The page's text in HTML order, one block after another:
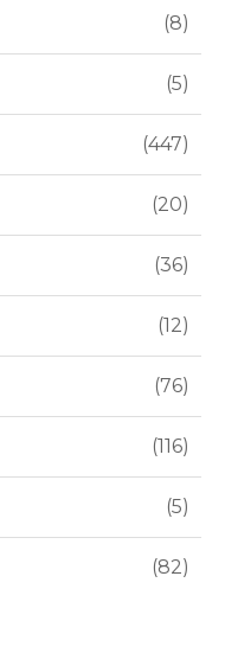
8
5
447
20
36
12
76
116
5
82